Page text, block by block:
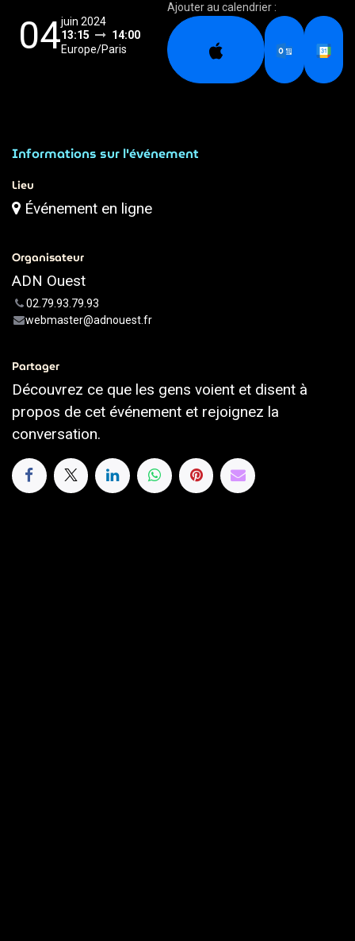
04juin 2024
13:15
14:00
Europe/Paris
Ajouter au calendrier :
Informations sur l'événement
Lieu
Événement en ligne
Organisateur
ADN Ouest
02.79.93.79.93
webmaster@adnouest.fr
Partager
Découvrez ce que les gens voient et disent à
propos de cet événement et rejoignez la
conversation.